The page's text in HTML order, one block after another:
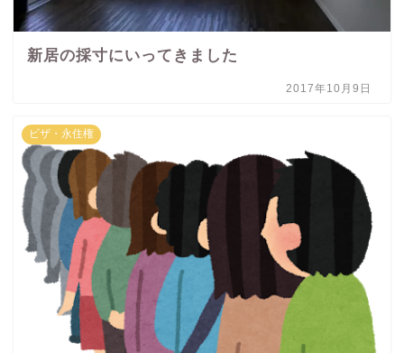
新居の採寸にいってきました
2017年10月9日
ビザ・永住権